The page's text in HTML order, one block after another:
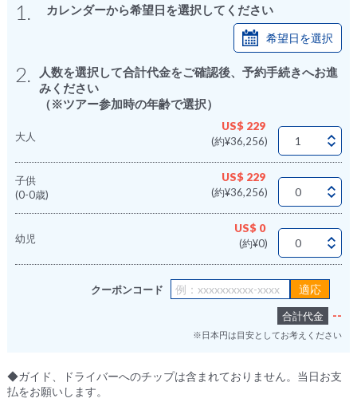
1. カレンダーから希望日を選択してください
希望日を選択
2.
人数を選択して合計代金をご確認後、予約手続きへお進
みください
（※ツアー参加時の年齢で選択）
大人
US$ 229
(約¥36,256)
子供
(0-0歳)
US$ 229
(約¥36,256)
幼児
US$ 0
(約¥0)
クーポンコード
合計代金 --
※日本円は目安としてお考えください
◆ガイド、ドライバーへのチップは含まれておりません。当日お支
払をお願いします。